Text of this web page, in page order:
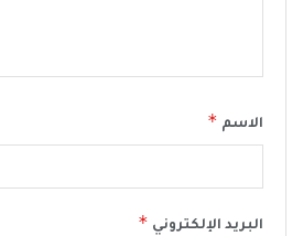
الاسم *
البريد الإلكتروني *